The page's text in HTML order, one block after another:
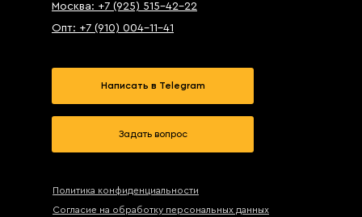
Москва: +7 (925) 515-42-22
Опт: +7 (910) 004-11-41
Политика конфиденциальности
Согласие на обработку персональных данных
Задать вопрос
Написать в Telegram